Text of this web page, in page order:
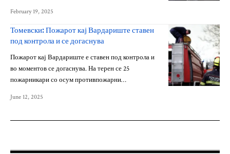
February 19, 2025
Томевски: Пожарот кај Вардариште ставен
под контрола и се догаснува
Пожарот кај Вардариште е ставен под контрола и
во моментов се догаснува. На терен се 25
пожарникари со осум противпожарни…
June 12, 2025